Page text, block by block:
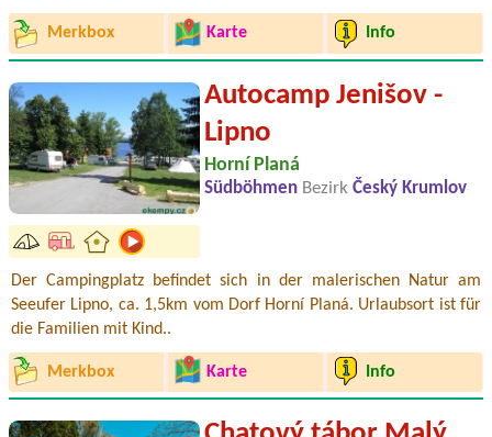
Merkbox Karte Info
Autocamp Jenišov -
Lipno
Horní Planá
Südböhmen Bezirk Český Krumlov
Der Campingplatz befindet sich in der malerischen Natur am
Seeufer Lipno, ca. 1,5km vom Dorf Horní Planá. Urlaubsort ist für
die Familien mit Kind..
Merkbox Karte Info